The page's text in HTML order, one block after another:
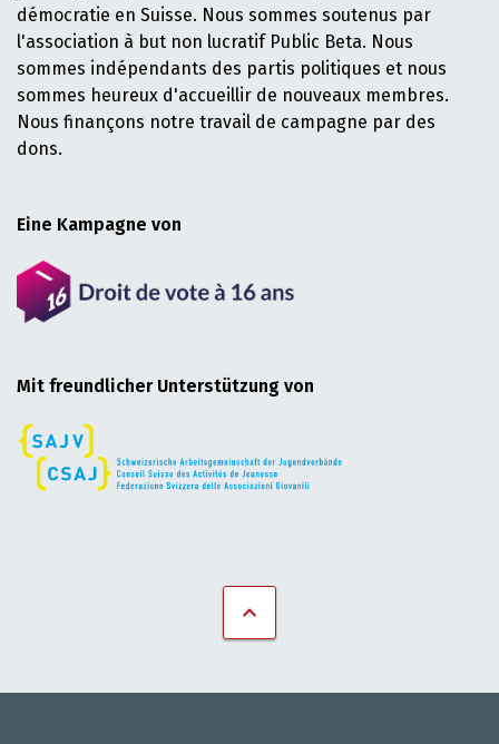
démocratie en Suisse. Nous sommes soutenus par
l'association à but non lucratif Public Beta. Nous
sommes indépendants des partis politiques et nous
sommes heureux d'accueillir de nouveaux membres.
Nous finançons notre travail de campagne par des
dons.
Eine Kampagne von
Mit freundlicher Unterstützung von